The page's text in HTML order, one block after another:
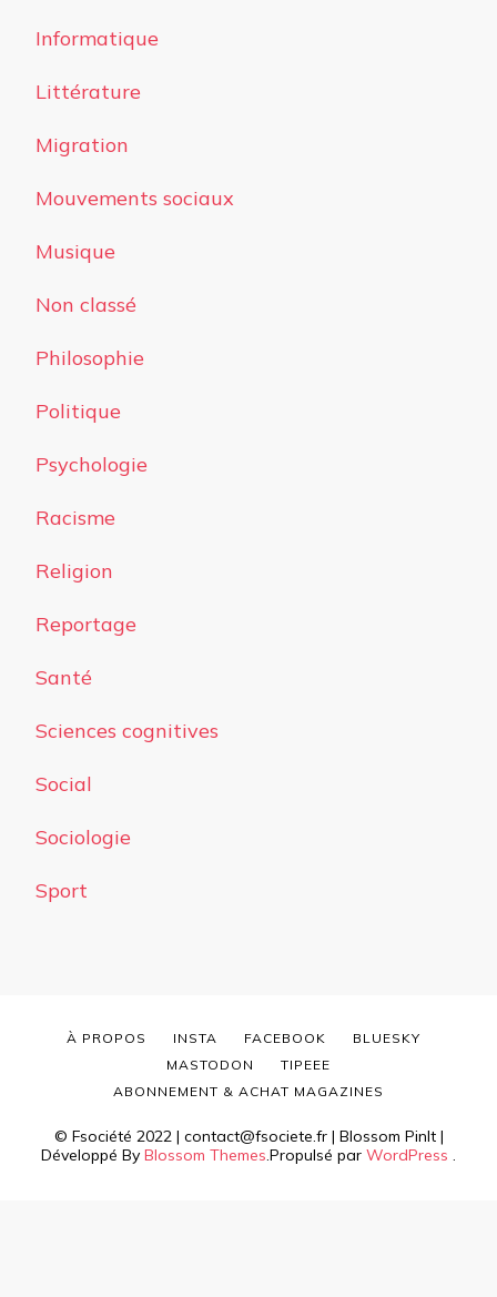
Informatique
Littérature
Migration
Mouvements sociaux
Musique
Non classé
Philosophie
Politique
Psychologie
Racisme
Religion
Reportage
Santé
Sciences cognitives
Social
Sociologie
Sport
© Fsociété 2022 | contact@fsociete.fr | Blossom PinIt |
Développé By Blossom Themes.Propulsé par WordPress .
À PROPOS INSTA FACEBOOK
BLUESKY
MASTODON
TIPEEE
ABONNEMENT & ACHAT MAGAZINES